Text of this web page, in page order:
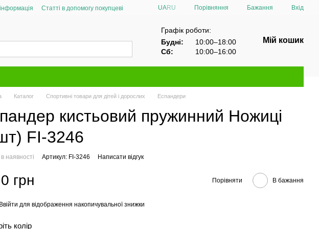
Статті в допомогу покупцеві
UARU Порівняння Бажання Вхід
Графік роботи:
Будні:
10:00–18:00
Сб:
10:00–16:00
Мій кошик
Каталог Спортивні товари для дітей і дорослих Еспандери
кистьовий пружинний Ножиці
FI-3246
наявності Артикул: FI-3246 Написати відгук
грн Порівняти В бажання
Ввійти для відображення накопичувальної знижки
колір